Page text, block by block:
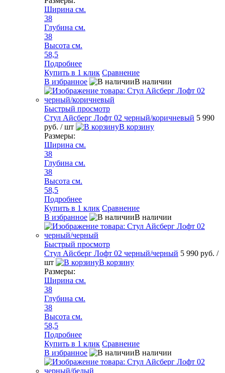
Ширина см.
38
Глубина см.
38
Высота см.
58,5
Подробнее
Купить в 1 клик Сравнение
В избранное
В наличии
Быстрый просмотр
Стул Айсберг Лофт 02 черный/коричневый 5 990
руб. / шт
В корзину
Размеры:
Ширина см.
38
Глубина см.
38
Высота см.
58,5
Подробнее
Купить в 1 клик Сравнение
В избранное
В наличии
Быстрый просмотр
Стул Айсберг Лофт 02 черный/черный 5 990 руб. /
шт
В корзину
Размеры:
Ширина см.
38
Глубина см.
38
Высота см.
58,5
Подробнее
Купить в 1 клик Сравнение
В избранное
В наличии